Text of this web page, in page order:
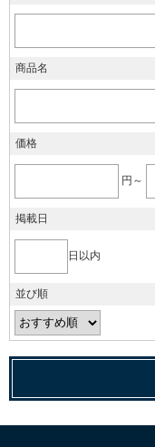
商品名
価格
円～
掲載日
日以内
並び順